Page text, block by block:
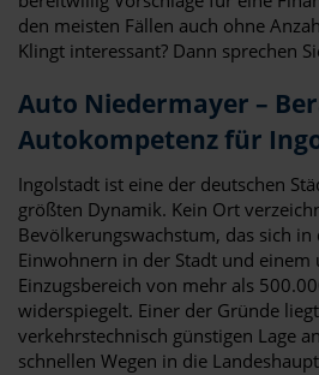
den meisten Fällen auch ohne
Klingt interessant? Dann sprechen
Auto Niedermayer –
Autokompetenz für
Ingolstadt ist eine der deutschen
größten Dynamik. Kein Ort
Bevölkerungswachstum, das sich
Einwohnern in der Stadt und
Einzugsbereich von mehr als
widerspiegelt. Einer der Gründe
verkehrstechnisch günstigen Lage
schnellen Wegen in die